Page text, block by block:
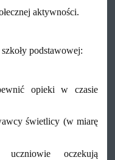
aktywności.
podstawowej:
opieki w czasie
świetlicy (w miarę
oczekują